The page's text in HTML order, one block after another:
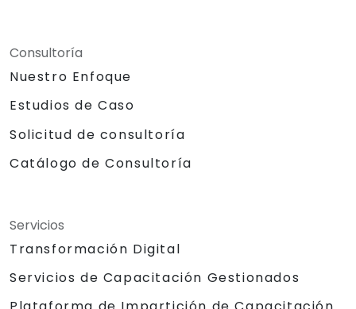
Consultoría
Nuestro Enfoque
Estudios de Caso
Solicitud de consultoría
Catálogo de Consultoría
Servicios
Transformación Digital
Servicios de Capacitación Gestionados